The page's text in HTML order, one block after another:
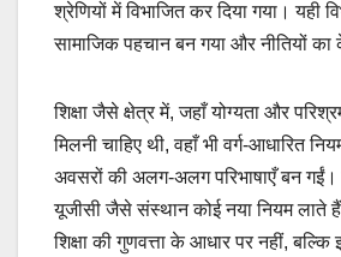
श्रेणियों में विभाजित कर दिया गया। यही
सामाजिक पहचान बन गया और नीतियों का
शिक्षा जैसे क्षेत्र में, जहाँ योग्यता और
मिलनी चाहिए थी, वहाँ भी वर्ग-आधारित
अवसरों की अलग-अलग परिभाषाएँ बन गईं।
यूजीसी जैसे संस्थान कोई नया नियम लाते
शिक्षा की गुणवत्ता के आधार पर नहीं, बल्कि